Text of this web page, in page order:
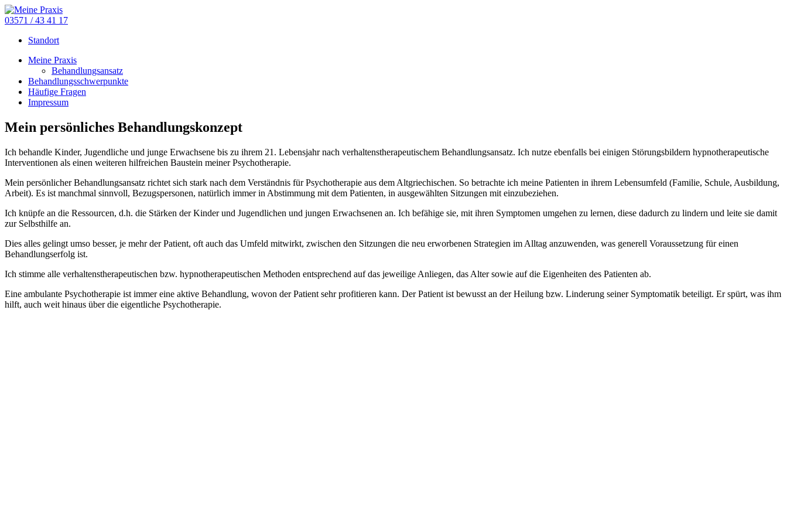
03571 / 43 41 17
Standort
Meine Praxis
Behandlungsansatz
Behandlungsschwerpunkte
Häufige Fragen
Impressum
Mein persönliches Behandlungskonzept
Ich behandle Kinder, Jugendliche und junge Erwachsene bis zu ihrem 21. Lebensjahr nach verhaltenstherapeutischem Behandlungsansatz. Ich nutze ebenfalls bei einigen Störungsbildern hypnotherapeutische
Interventionen als einen weiteren hilfreichen Baustein meiner Psychotherapie.
Mein persönlicher Behandlungsansatz richtet sich stark nach dem Verständnis für Psychotherapie aus dem Altgriechischen. So betrachte ich meine Patienten in ihrem Lebensumfeld (Familie, Schule, Ausbildung,
Arbeit). Es ist manchmal sinnvoll, Bezugspersonen, natürlich immer in Abstimmung mit dem Patienten, in ausgewählten Sitzungen mit einzubeziehen.
Ich knüpfe an die Ressourcen, d.h. die Stärken der Kinder und Jugendlichen und jungen Erwachsenen an. Ich befähige sie, mit ihren Symptomen umgehen zu lernen, diese dadurch zu lindern und leite sie damit
zur Selbsthilfe an.
Dies alles gelingt umso besser, je mehr der Patient, oft auch das Umfeld mitwirkt, zwischen den Sitzungen die neu erworbenen Strategien im Alltag anzuwenden, was generell Voraussetzung für einen
Behandlungserfolg ist.
Ich stimme alle verhaltenstherapeutischen bzw. hypnotherapeutischen Methoden entsprechend auf das jeweilige Anliegen, das Alter sowie auf die Eigenheiten des Patienten ab.
Eine ambulante Psychotherapie ist immer eine aktive Behandlung, wovon der Patient sehr profitieren kann. Der Patient ist bewusst an der Heilung bzw. Linderung seiner Symptomatik beteiligt. Er spürt, was ihm
hilft, auch weit hinaus über die eigentliche Psychotherapie.